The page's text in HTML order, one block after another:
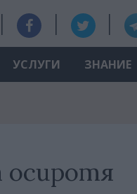
УСЛУГИ ЗНАНИЕ